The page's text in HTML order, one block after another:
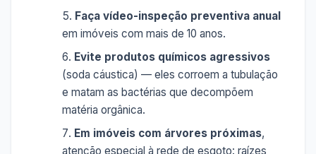
Faça vídeo-inspeção preventiva anual
em imóveis com mais de 10 anos.
Evite produtos químicos agressivos
(soda cáustica) — eles corroem a tubulação
e matam as bactérias que decompõem
matéria orgânica.
Em imóveis com árvores próximas,
atenção especial à rede de esgoto: raízes